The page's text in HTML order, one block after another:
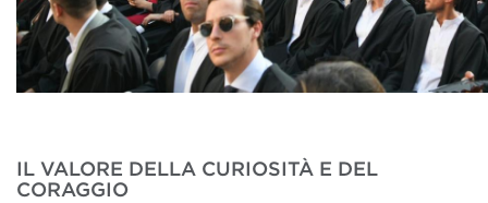
IL VALORE DELLA CURIOSITÀ E DEL
CORAGGIO